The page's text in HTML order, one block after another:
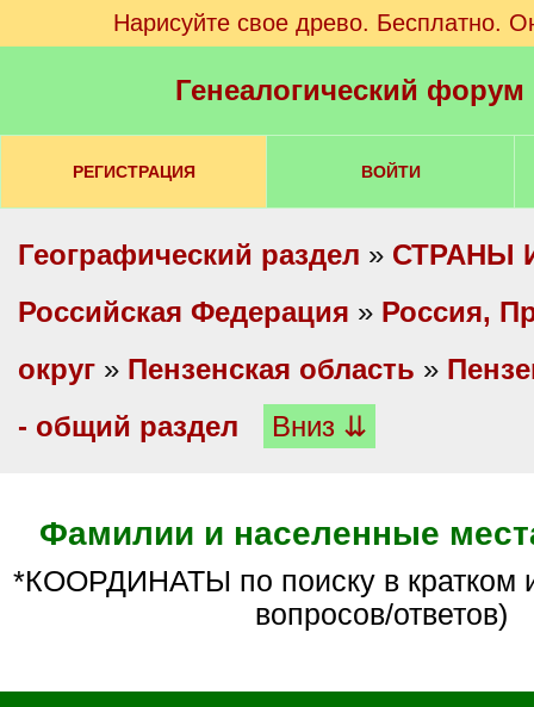
Нарисуйте свое древо. Бесплатно.
Генеалогический
РЕГИСТРАЦИЯ ВОЙТИ
Географический раздел » СТРАНЫ
Российская Федерация » Россия,
округ » Пензенская область »
- общий раздел
Вниз ⇊
Фамилии и населенные
*КООРДИНАТЫ по поиску в кратком изложении (БЕЗ
вопросов/ответов)